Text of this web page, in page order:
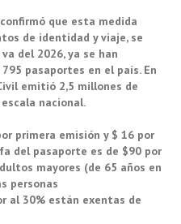
que esta medida
de identidad y viaje, se
del 2026, ya se han
pasaportes en el país. En
emitió 2,5 millones de
nacional.
primera emisión y $ 16 por
del pasaporte es de $90 por
mayores (de 65 años en
personas
al 30% están exentas de